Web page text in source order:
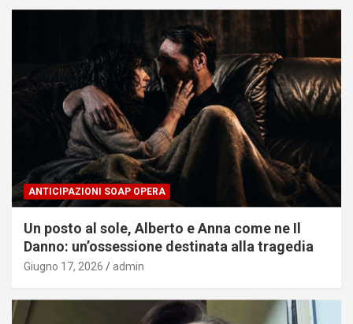
ANTICIPAZIONI SOAP OPERA
Un posto al sole, Alberto e Anna come ne Il
Danno: un’ossessione destinata alla tragedia
Giugno 17, 2026 admin